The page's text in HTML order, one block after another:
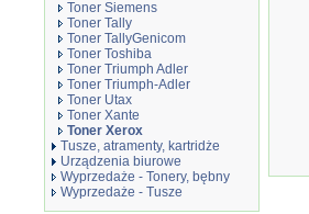
Toner Siemens
Toner Tally
Toner TallyGenicom
Toner Toshiba
Toner Triumph Adler
Toner Triumph-Adler
Toner Utax
Toner Xante
Toner Xerox
Tusze, atramenty, kartridże
Urządzenia biurowe
Wyprzedaże - Tonery, bębny
Wyprzedaże - Tusze